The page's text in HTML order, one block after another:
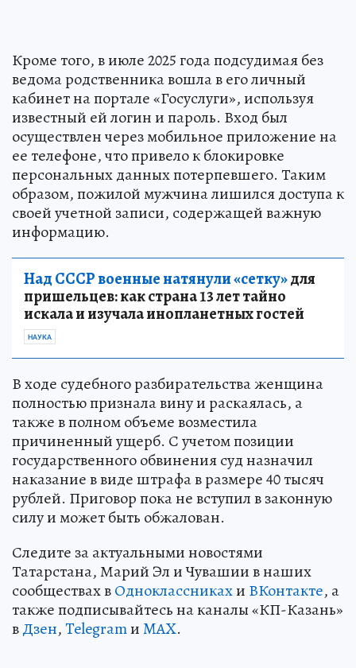
Кроме того, в июле 2025 года подсудимая без
ведома родственника вошла в его личный
кабинет на портале «Госуслуги», используя
известный ей логин и пароль. Вход был
осуществлен через мобильное приложение на
ее телефоне, что привело к блокировке
персональных данных потерпевшего. Таким
образом, пожилой мужчина лишился доступа к
своей учетной записи, содержащей важную
информацию.
Над СССР военные натянули «сетку»для
пришельцев: как страна 13 лет тайно
искала и изучала инопланетных гостей
НАУКА
В ходе судебного разбирательства женщина
полностью признала вину и раскаялась, а
также в полном объеме возместила
причиненный ущерб. С учетом позиции
государственного обвинения суд назначил
наказание в виде штрафа в размере 40 тысяч
рублей. Приговор пока не вступил в законную
силу и может быть обжалован.
Следите за актуальными новостями
Татарстана, Марий Эл и Чувашии в наших
сообществах вОдноклассникахи ВКонтакте, а
также подписывайтесь на каналы «КП-Казань»
вДзен,TelegramиMAX.